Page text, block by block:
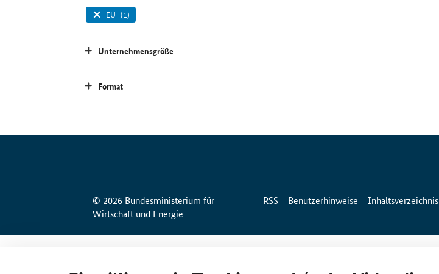
EU (1)
Unternehmensgröße
Format
© 2026 Bundesministerium für
Wirtschaft und Energie
RSS Benutzerhinweise Inhaltsverzeichnis